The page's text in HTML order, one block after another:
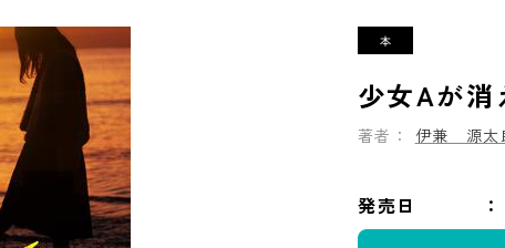
少女Aが消
著者： 伊兼 源太
発売日